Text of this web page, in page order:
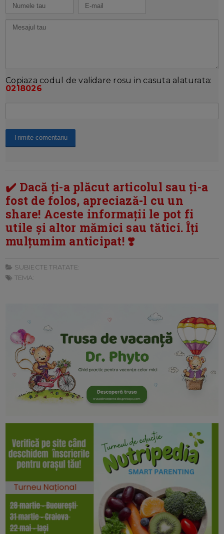
Copiaza codul de validare rosu in casuta alaturata:
0218026
✔️ Dacă ți-a plăcut articolul sau ți-a
fost de folos, apreciază-l cu un
share! Aceste informații le pot fi
utile și altor mămici sau tătici. Îți
mulțumim anticipat! ❣️
SUBIECTE TRATATE:
TEMA: